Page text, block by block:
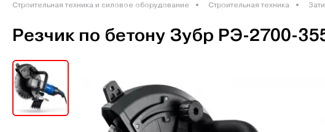
Строительная техника и силовое оборудование Строительная техника
Резчик по бетону Зубр РЭ-2700-